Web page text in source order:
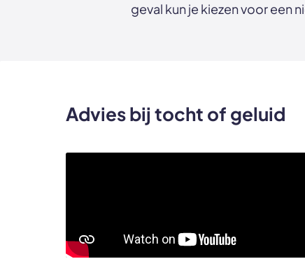
geval kun je kiezen voor een
Advies bij tocht of geluid